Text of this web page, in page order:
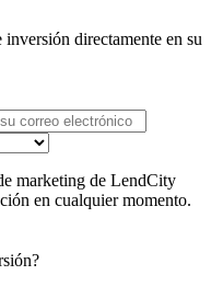
directamente en su
marketing de LendCity
en cualquier momento.